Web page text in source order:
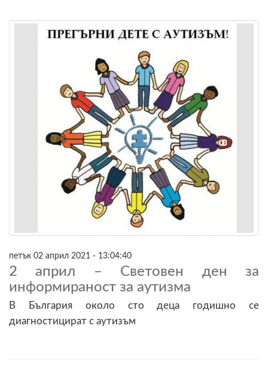
петък 02 април 2021 - 13:04:40
2 април – Световен ден за
информираност за аутизма
В България около сто деца годишно се
диагностицират с аутизъм